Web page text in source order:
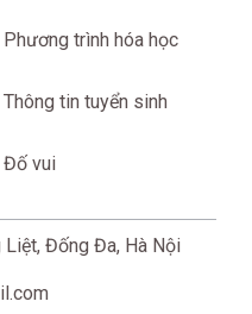
Phương trình hóa học
Thông tin tuyển sinh
Đố vui
Liệt, Đống Đa, Hà Nội